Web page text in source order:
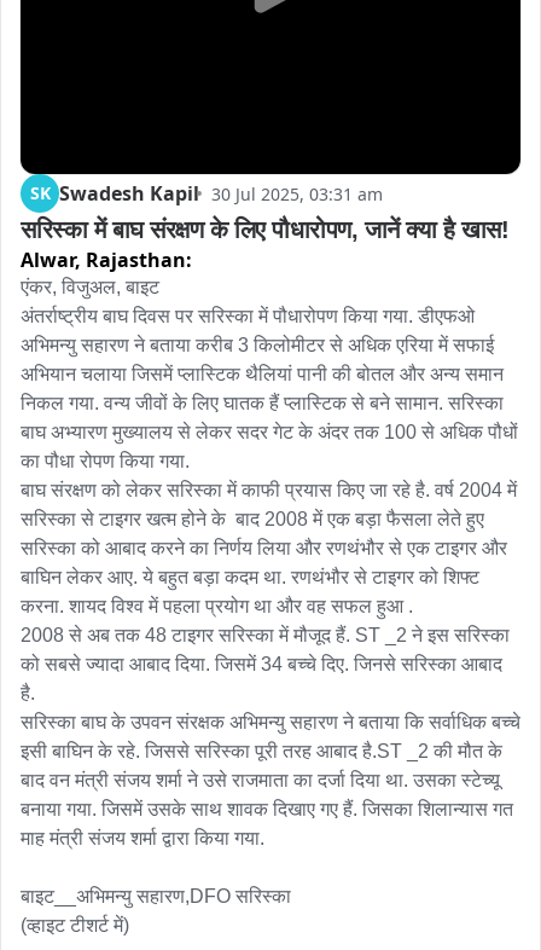
SK Swadesh Kapil 30 Jul 2025, 03:31 am
सरिस्का में बाघ संरक्षण के लिए पौधारोपण, जानें क्या है खास!
Alwar, Rajasthan:
एंकर, विजुअल, बाइट
अंतर्राष्ट्रीय बाघ दिवस पर सरिस्का में पौधारोपण किया गया. डीएफओ
अभिमन्यु सहारण ने बताया करीब 3 किलोमीटर से अधिक एरिया में सफाई
अभियान चलाया जिसमें प्लास्टिक थैलियां पानी की बोतल और अन्य समान
निकल गया. वन्य जीवों के लिए घातक हैं प्लास्टिक से बने सामान. सरिस्का
बाघ अभ्यारण मुख्यालय से लेकर सदर गेट के अंदर तक 100 से अधिक पौधों
का पौधा रोपण किया गया.
बाघ संरक्षण को लेकर सरिस्का में काफी प्रयास किए जा रहे है. वर्ष 2004 में
सरिस्का से टाइगर खत्म होने के  बाद 2008 में एक बड़ा फैसला लेते हुए
सरिस्का को आबाद करने का निर्णय लिया और रणथंभौर से एक टाइगर और
बाघिन लेकर आए. ये बहुत बड़ा कदम था. रणथंभौर से टाइगर को शिफ्ट
करना. शायद विश्व में पहला प्रयोग था और वह सफल हुआ .
2008 से अब तक 48 टाइगर सरिस्का में मौजूद हैं. ST _2 ने इस सरिस्का
को सबसे ज्यादा आबाद दिया. जिसमें 34 बच्चे दिए. जिनसे सरिस्का आबाद
है.
सरिस्का बाघ के उपवन संरक्षक अभिमन्यु सहारण ने बताया कि सर्वाधिक बच्चे
इसी बाघिन के रहे. जिससे सरिस्का पूरी तरह आबाद है.ST _2 की मौत के
बाद वन मंत्री संजय शर्मा ने उसे राजमाता का दर्जा दिया था. उसका स्टेच्यू
बनाया गया. जिसमें उसके साथ शावक दिखाए गए हैं. जिसका शिलान्यास गत
माह मंत्री संजय शर्मा द्वारा किया गया.
बाइट__अभिमन्यु सहारण,DFO सरिस्का
(व्हाइट टीशर्ट में)